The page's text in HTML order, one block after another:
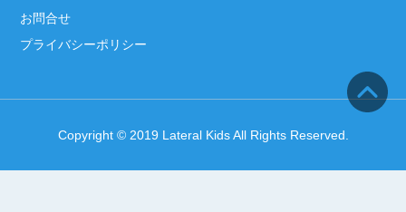
お問合せ
プライバシーポリシー
Copyright © 2019 Lateral Kids All Rights Reserved.